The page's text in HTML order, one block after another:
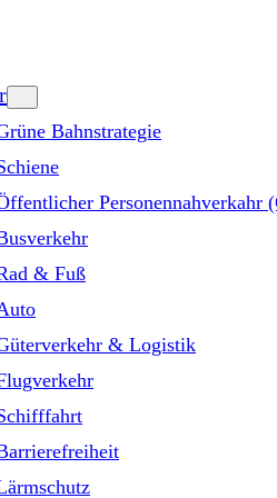
Bahnstrategie
Personennahverkahr
& Fuß
& Logistik